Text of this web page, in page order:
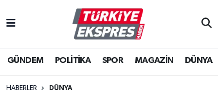
GÜNDEM POLİTİKA SPOR MAGAZİN DÜNYA
HABERLER DÜNYA
İstanbul Nöbetçi Eczaneler
İstanbul Hava Durumu
İstanbul Namaz Vakitleri